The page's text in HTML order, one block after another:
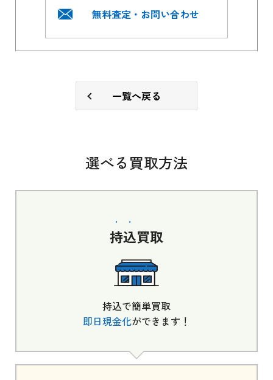
無料査定・お問い合わせ
一覧へ戻る
選べる買取方法
持込買取
持込で簡単買取
即日現金化ができます！